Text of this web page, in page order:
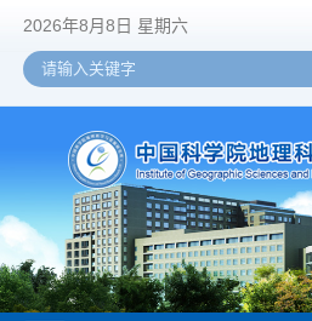
2026年8月8日 星期六